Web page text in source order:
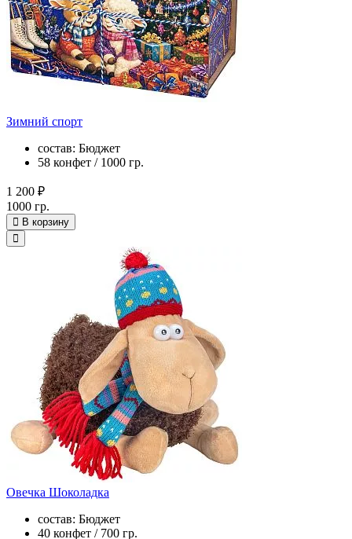
Зимний спорт
состав: Бюджет
58 конфет / 1000 гр.
1 200 ₽
1000 гр.
В корзину
Овечка Шоколадка
состав: Бюджет
40 конфет / 700 гр.